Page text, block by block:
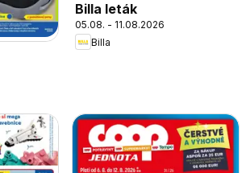
Billa leták
05.08. - 11.08.2026
Billa